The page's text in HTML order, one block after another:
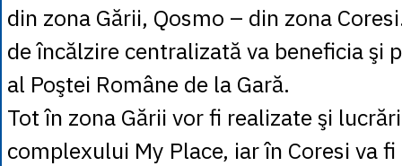
din zona Gării, Qosmo – din zona
de încălzire centralizată va beneficia şi
al Poştei Române de la Gară.
Tot în zona Gării vor fi realizate şi
complexului My Place, iar în Coresi va